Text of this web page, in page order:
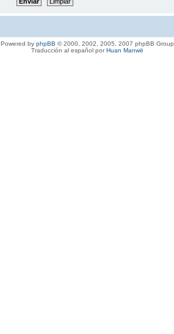
Powered by phpBB © 2000, 2002, 2005, 2007 phpBB Group
Traducción al español porHuan Manwë